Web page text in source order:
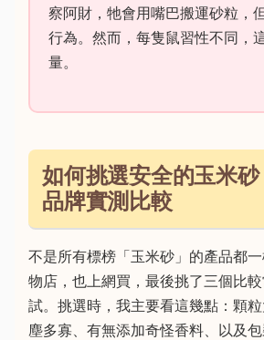
察阿財，牠會用嘴巴搬運砂粒，
行為。然而，每隻鼠習性不同，
量。
如何挑選安全的玉米
品牌實測比較
不是所有標榜「玉米砂」的產品都
物店，也上網買，最後挑了三個比
試。挑選時，我主要看這幾點：顆
塵多寡、有無添加奇怪香料、以及包